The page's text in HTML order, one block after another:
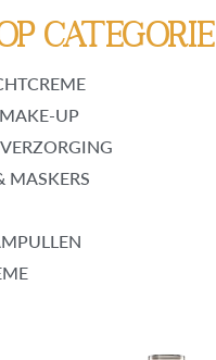
categorie
UP
MASKERS